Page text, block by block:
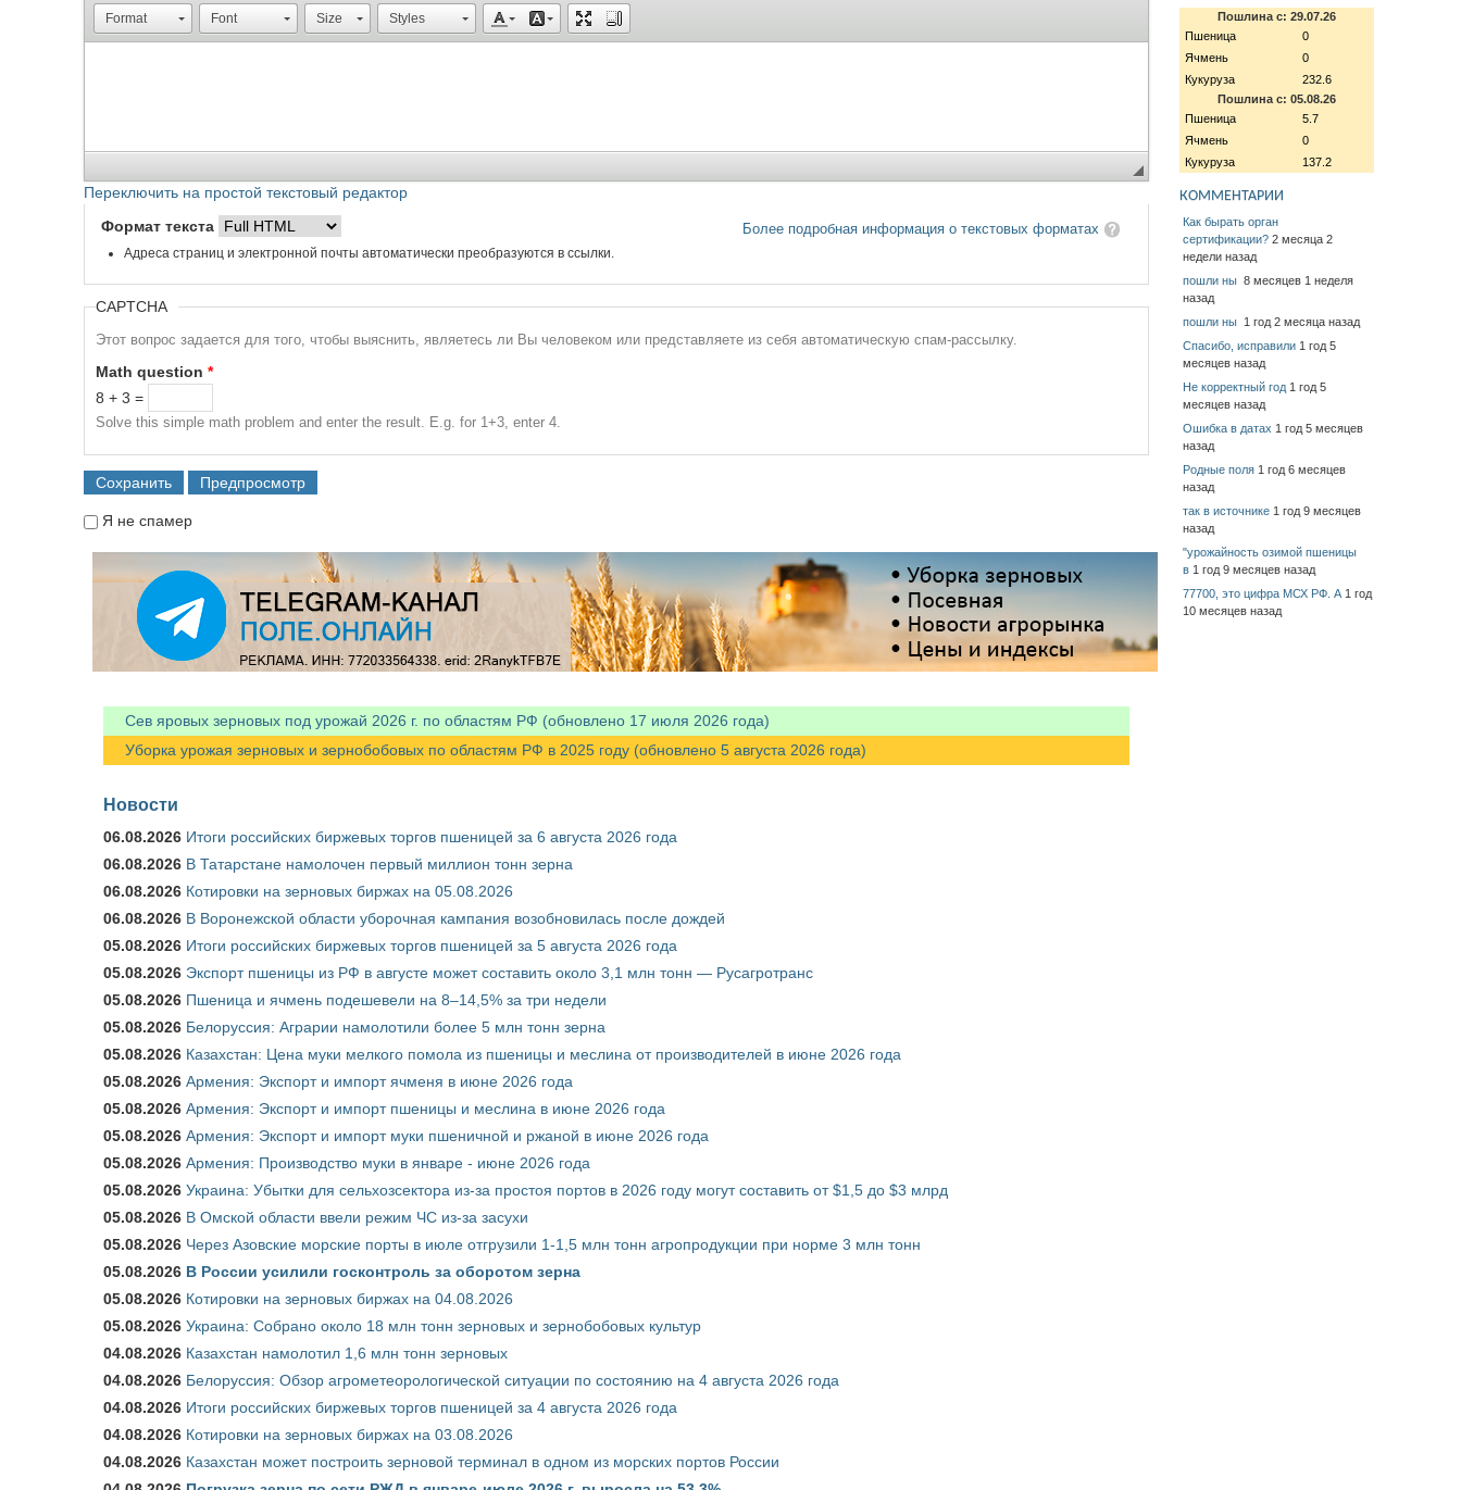
Format Font Size Styles
Переключить на простой текстовый редактор
Более подробная информация о текстовых форматах
Формат текста
Адреса страниц и электронной почты автоматически преобразуются в ссылки.
CAPTCHA
Этот вопрос задается для того, чтобы выяснить, являетесь ли Вы человеком или представляете из себя автоматическую спам-рассылку.
Math question *
8 + 3 =
Solve this simple math problem and enter the result. E.g. for 1+3, enter 4.
Я не спамер
Сев яровых зерновых под урожай 2026 г. по областям РФ (обновлено 17 июля 2026 года)
Уборка урожая зерновых и зернобобовых по областям РФ в 2025 году (обновлено 5 августа 2026 года)
Новости
06.08.2026 Итоги российских биржевых торгов пшеницей за 6 августа 2026 года
06.08.2026 В Татарстане намолочен первый миллион тонн зерна
06.08.2026 Котировки на зерновых биржах на 05.08.2026
06.08.2026 В Воронежской области уборочная кампания возобновилась после дождей
05.08.2026 Итоги российских биржевых торгов пшеницей за 5 августа 2026 года
05.08.2026 Экспорт пшеницы из РФ в августе может составить около 3,1 млн тонн — Русагротранс
05.08.2026 Пшеница и ячмень подешевели на 8–14,5% за три недели
05.08.2026 Белоруссия: Аграрии намолотили более 5 млн тонн зерна
05.08.2026 Казахстан: Цена муки мелкого помола из пшеницы и меслина от производителей в июне 2026 года
05.08.2026 Армения: Экспорт и импорт ячменя в июне 2026 года
05.08.2026 Армения: Экспорт и импорт пшеницы и меслина в июне 2026 года
05.08.2026 Армения: Экспорт и импорт муки пшеничной и ржаной в июне 2026 года
05.08.2026 Армения: Производство муки в январе - июне 2026 года
05.08.2026 Украина: Убытки для сельхозсектора из-за простоя портов в 2026 году могут составить от $1,5 до $3 млрд
05.08.2026 В Омской области ввели режим ЧС из-за засухи
05.08.2026 Через Азовские морские порты в июле отгрузили 1-1,5 млн тонн агропродукции при норме 3 млн тонн
05.08.2026 В России усилили госконтроль за оборотом зерна
05.08.2026 Котировки на зерновых биржах на 04.08.2026
05.08.2026 Украина: Собрано около 18 млн тонн зерновых и зернобобовых культур
04.08.2026 Казахстан намолотил 1,6 млн тонн зерновых
04.08.2026 Белоруссия: Обзор агрометеорологической ситуации по состоянию на 4 августа 2026 года
04.08.2026 Итоги российских биржевых торгов пшеницей за 4 августа 2026 года
04.08.2026 Котировки на зерновых биржах на 03.08.2026
04.08.2026 Казахстан может построить зерновой терминал в одном из морских портов России
Пошлина с: 29.07.26
Пшеница
0
Ячмень
0
Кукуруза
232.6
Пошлина с: 05.08.26
Пшеница
5.7
Ячмень
0
Кукуруза
137.2
КОММЕНТАРИИ
Как бырать орган
сертификации? 2 месяца 2
недели назад
пошли ны 8 месяцев 1 неделя
назад
пошли ны 1 год 2 месяца назад
Спасибо, исправили 1 год 5
месяцев назад
Не корректный год 1 год 5
месяцев назад
Ошибка в датах 1 год 5 месяцев
назад
Родные поля 1 год 6 месяцев
назад
так в источнике 1 год 9 месяцев
назад
"урожайность озимой пшеницы
в 1 год 9 месяцев назад
77700, это цифра МСХ РФ. А 1 год
10 месяцев назад